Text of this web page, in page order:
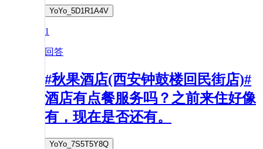
YoYo_5D1R1A4V
1
回答
#秋果酒店(西安钟鼓楼回民街店)#
酒店有点餐服务吗？之前来住好像
有，现在是否还有。
YoYo_7S5T5Y8Q